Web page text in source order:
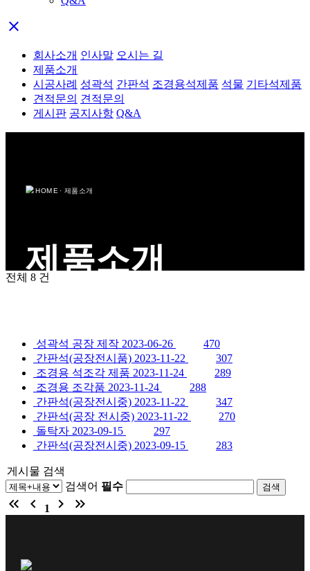
close
회사소개 인사말 오시는 길
제품소개
시공사례 성곽석 간판석 조경용석제품 석물 기타석제품
견적문의 견적문의
게시판 공지사항 Q&A
HOME · 제품소개
제품소개
전체 8 건
성곽석 공장 제작 2023-06-26
470
간판석(공장전시품) 2023-11-22
307
조경용 석조각 제품 2023-11-24
289
조경용 조각품 2023-11-24
288
간판석(공장전시중) 2023-11-22
347
간판석(공장 전시중) 2023-11-22
270
돌탁자 2023-09-15
297
간판석(공장전시중) 2023-09-15 283
게시물 검색
검색어 필수
keyboard_double_arrow_left chevron_left 1 chevron_right keyboard_double_arrow_right